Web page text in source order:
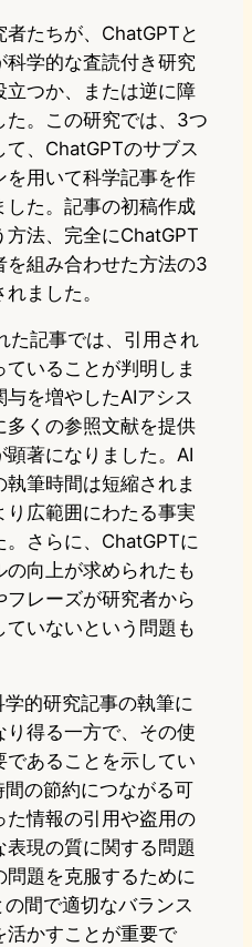
たちが、ChatGPTと
科学的な査読付き研究
つか、または逆に障
。この研究では、3つ
、ChatGPTのサブス
を用いて科学記事を作
した。記事の初稿作成
法、完全にChatGPT
を組み合わせた方法の3
ました。
た記事では、引用され
いることが判明しま
を増やしたAIアシス
多くの参照文献を提供
顕著になりました。AI
筆時間は短縮されま
り広範囲にわたる事実
さらに、ChatGPTに
向上が求められたも
レーズが研究者から
いないという問題も
的研究記事の執筆に
得る一方で、その使
あることを示してい
の節約につながる可
情報の引用や盗用の
表現の質に関する問題
題を克服するために
間で適切なバランス
活かすことが重要で